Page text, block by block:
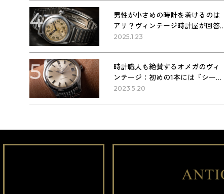
4
男性が小さめの時計を着けるのは
アリ？ヴィンテージ時計屋が回答
します！
2025.1.23
5
時計職人も絶賛するオメガのヴィ
ンテージ：初めの1本には『シーマ
スター』を選ぶべき理由
2023.5.20